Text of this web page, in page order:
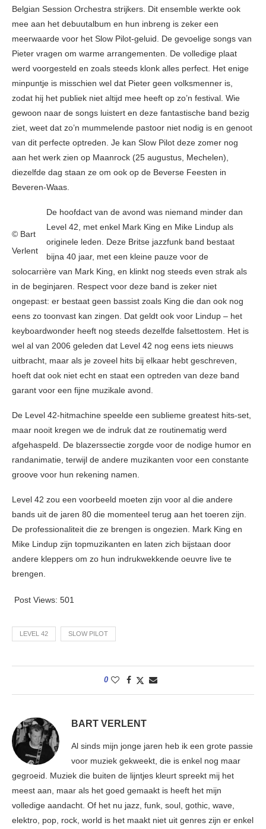
Belgian Session Orchestra strijkers. Dit ensemble werkte ook
mee aan het debuutalbum en hun inbreng is zeker een
meerwaarde voor het Slow Pilot-geluid. De gevoelige songs van
Pieter vragen om warme arrangementen. De volledige plaat
werd voorgesteld en zoals steeds klonk alles perfect. Het enige
minpuntje is misschien wel dat Pieter geen volksmenner is,
zodat hij het publiek niet altijd mee heeft op zo’n festival. Wie
gewoon naar de songs luistert en deze fantastische band bezig
ziet, weet dat zo’n mummelende pastoor niet nodig is en genoot
van dit perfecte optreden. Je kan Slow Pilot deze zomer nog
aan het werk zien op Maanrock (25 augustus, Mechelen),
diezelfde dag staan ze om ook op de Beverse Feesten in
Beveren-Waas.
© Bart
Verlent
De hoofdact van de avond was niemand minder dan
Level 42, met enkel Mark King en Mike Lindup als
originele leden. Deze Britse jazzfunk band bestaat
bijna 40 jaar, met een kleine pauze voor de
solocarrière van Mark King, en klinkt nog steeds even strak als
in de beginjaren. Respect voor deze band is zeker niet
ongepast: er bestaat geen bassist zoals King die dan ook nog
eens zo toonvast kan zingen. Dat geldt ook voor Lindup – het
keyboardwonder heeft nog steeds dezelfde falsettostem. Het is
wel al van 2006 geleden dat Level 42 nog eens iets nieuws
uitbracht, maar als je zoveel hits bij elkaar hebt geschreven,
hoeft dat ook niet echt en staat een optreden van deze band
garant voor een fijne muzikale avond.
De Level 42-hitmachine speelde een sublieme greatest hits-set,
maar nooit kregen we de indruk dat ze routinematig werd
afgehaspeld. De blazerssectie zorgde voor de nodige humor en
randanimatie, terwijl de andere muzikanten voor een constante
groove voor hun rekening namen.
Level 42 zou een voorbeeld moeten zijn voor al die andere
bands uit de jaren 80 die momenteel terug aan het toeren zijn.
De professionaliteit die ze brengen is ongezien. Mark King en
Mike Lindup zijn topmuzikanten en laten zich bijstaan door
andere kleppers om zo hun indrukwekkende oeuvre live te
brengen.
Post Views: 501
LEVEL 42 SLOW PILOT
0
BART VERLENT
Al sinds mijn jonge jaren heb ik een grote passie
voor muziek gekweekt, die is enkel nog maar
gegroeid. Muziek die buiten de lijntjes kleurt spreekt mij het
meest aan, maar als het goed gemaakt is heeft het mijn
volledige aandacht. Of het nu jazz, funk, soul, gothic, wave,
elektro, pop, rock, world is het maakt niet uit genres zijn er enkel